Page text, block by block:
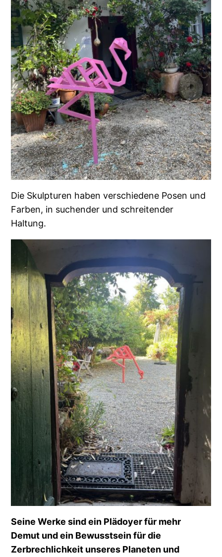
Die Skulpturen haben verschiedene Posen und
Farben, in suchender und schreitender
Haltung.
Seine Werke sind ein Plädoyer für mehr
Demut und ein Bewusstsein für die
Zerbrechlichkeit unseres Planeten und